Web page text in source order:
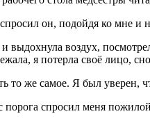
он, подойдя ко мне и
выдохнула воздух,
я потерла своё лицо,
то же самое. Я был уверен,
спросил меня пожилой